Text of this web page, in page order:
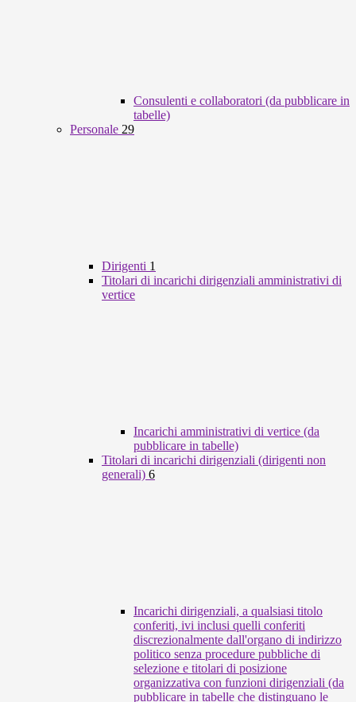
Consulenti e collaboratori (da pubblicare in
tabelle)
Personale 29
Dirigenti 1
Titolari di incarichi dirigenziali amministrativi di
vertice
Incarichi amministrativi di vertice (da
pubblicare in tabelle)
Titolari di incarichi dirigenziali (dirigenti non
generali) 6
Incarichi dirigenziali, a qualsiasi titolo
conferiti, ivi inclusi quelli conferiti
discrezionalmente dall'organo di indirizzo
politico senza procedure pubbliche di
selezione e titolari di posizione
organizzativa con funzioni dirigenziali (da
pubblicare in tabelle che distinguano le